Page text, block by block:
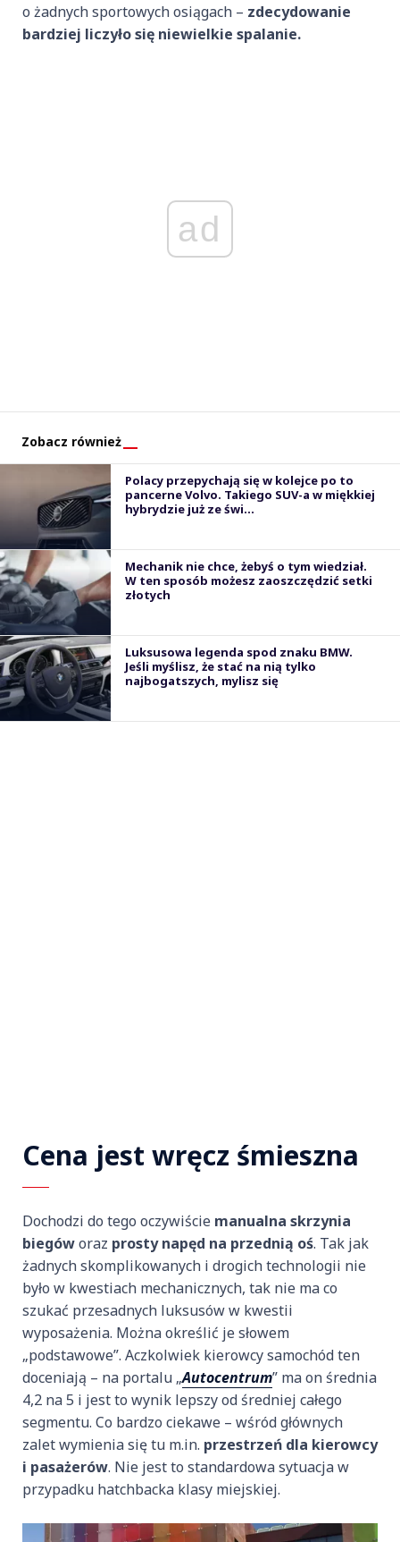
o żadnych sportowych osiągach – zdecydowanie
bardziej liczyło się niewielkie spalanie.
ad
Zobacz również
Polacy przepychają się w kolejce po to
pancerne Volvo. Takiego SUV-a w miękkiej
hybrydzie już ze świ...
Mechanik nie chce, żebyś o tym wiedział.
W ten sposób możesz zaoszczędzić setki
złotych
Luksusowa legenda spod znaku BMW.
Jeśli myślisz, że stać na nią tylko
najbogatszych, mylisz się
Cena jest wręcz śmieszna
Dochodzi do tego oczywiście manualna skrzynia
biegóworaz prosty napęd na przednią oś. Tak jak
żadnych skomplikowanych i drogich technologii nie
było w kwestiach mechanicznych, tak nie ma co
szukać przesadnych luksusów w kwestii
wyposażenia. Można określić je słowem
„podstawowe”. Aczkolwiek kierowcy samochód ten
doceniają – na portalu „Autocentrum” ma on średnia
4,2 na 5 i jest to wynik lepszy od średniej całego
segmentu. Co bardzo ciekawe – wśród głównych
zalet wymienia się tu m.in. przestrzeń dla kierowcy
i pasażerów. Nie jest to standardowa sytuacja w
przypadku hatchbacka klasy miejskiej.